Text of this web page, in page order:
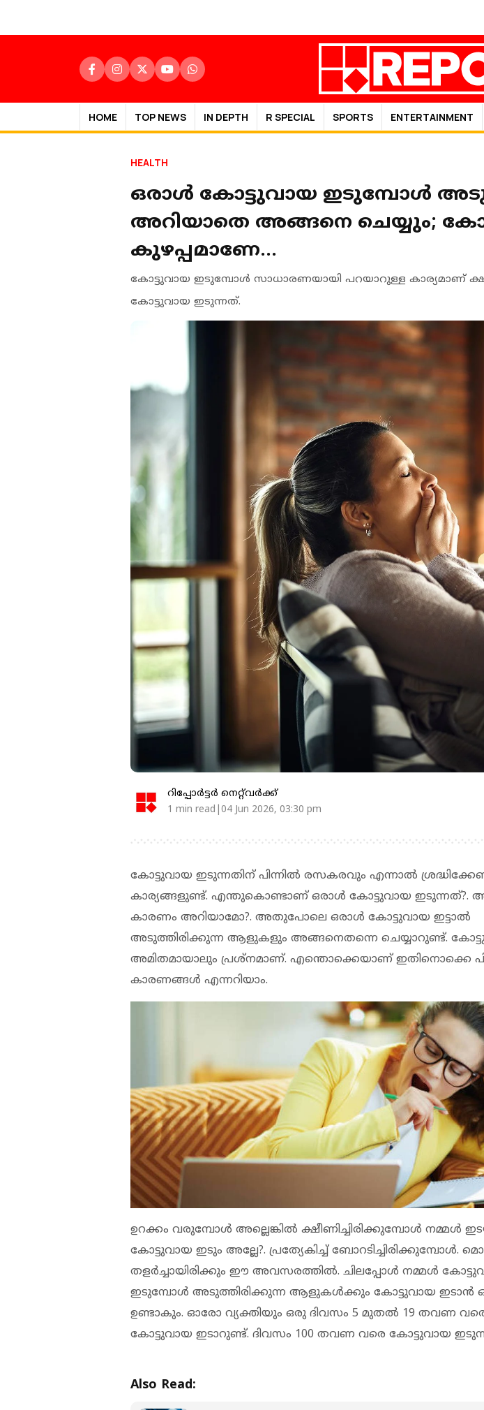
HOME TOP NEWS IN DEPTH R SPECIAL SPORTS ENTERTAINMENT
HEALTH
ഒരാള്‍ കോട്ടുവായ ഇടുമ്പോള്‍
അറിയാതെ അങ്ങനെ ചെയ്യും;
കുഴപ്പമാണേ...
കോട്ടുവായ ഇടുമ്പോള്‍ സാധാരണയായി പറയാറുള്ള കാര്യമാണ്
കോട്ടുവായ ഇടുന്നത്.
റിപ്പോർട്ടർ നെറ്റ്‌വര്‍ക്ക്‌
1 min read|04 Jun 2026, 03:30 pm
കോട്ടുവായ ഇടുന്നതിന് പിന്നില്‍ രസകരവും എന്നാല്‍
കാര്യങ്ങളുണ്ട്. എന്തുകൊണ്ടാണ് ഒരാള്‍ കോട്ടുവായ ഇടുന്നത്?.
കാരണം അറിയാമോ?. അതുപോലെ ഒരാള്‍ കോട്ടുവായ ഇട്ടാല്‍
അടുത്തിരിക്കുന്ന ആളുകളും അങ്ങനെതന്നെ ചെയ്യാറുണ്ട്.
അമിതമായാലും പ്രശ്‌നമാണ്. എന്തൊക്കെയാണ് ഇതിനൊക്കെ
കാരണങ്ങള്‍ എന്നറിയാം.
ഉറക്കം വരുമ്പോള്‍ അല്ലെങ്കില്‍ ക്ഷീണിച്ചിരിക്കുമ്പോള്‍ നമ്മള്‍
കോട്ടുവായ ഇടും അല്ലേ?. പ്രത്യേകിച്ച് ബോറടിച്ചിരിക്കുമ്പോള്‍.
തളര്‍ച്ചായിരിക്കും ഈ അവസരത്തില്‍. ചിലപ്പോള്‍ നമ്മള്‍
ഇടുമ്പോള്‍ അടുത്തിരിക്കുന്ന ആളുകള്‍ക്കും കോട്ടുവായ ഇടാന്‍
ഉണ്ടാകും. ഓരോ വ്യക്തിയും ഒരു ദിവസം 5 മുതല്‍ 19 തവണ
കോട്ടുവായ ഇടാറുണ്ട്. ദിവസം 100 തവണ വരെ കോട്ടുവായ
Also Read: